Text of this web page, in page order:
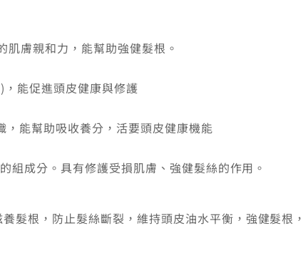
肌膚親和力， 能幫助強健髮根。
能促進頭皮健康與修護
能幫助吸收養分， 活要頭皮健康機能
組成分。 具有修護受損肌膚、強健髮絲的作用。
髮根， 防止髮絲斷裂，維持頭皮油水平衡，強健髮根